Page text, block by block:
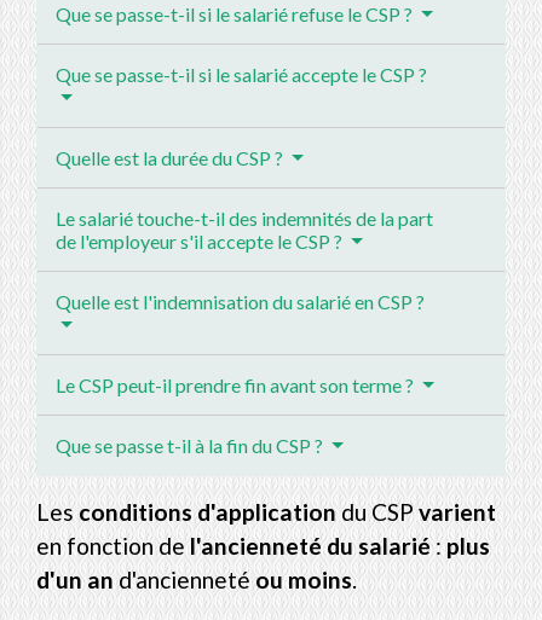
Que se passe-t-il si le salarié refuse le CSP ?
Que se passe-t-il si le salarié accepte le CSP ?
Quelle est la durée du CSP ?
Le salarié touche-t-il des indemnités de la part
de l'employeur s'il accepte le CSP ?
Quelle est l'indemnisation du salarié en CSP ?
Le CSP peut-il prendre fin avant son terme ?
Que se passe t-il à la fin du CSP ?
Lesconditions d'applicationdu CSPvarient
en fonction del'ancienneté du salarié:plus
d'un and'anciennetéou moins.